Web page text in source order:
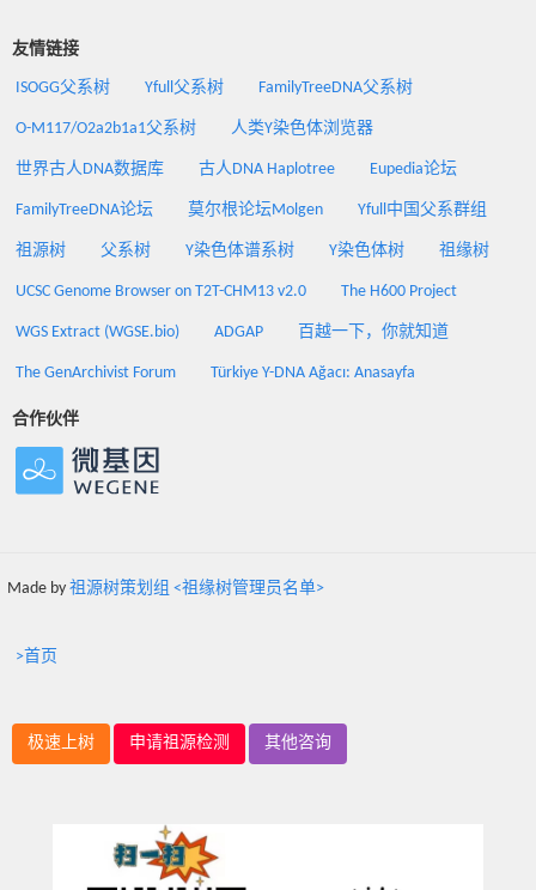
友情链接
ISOGG父系树 Yfull父系树 FamilyTreeDNA父系树
O-M117/O2a2b1a1父系树 人类Y染色体浏览器
世界古人DNA数据库 古人DNA Haplotree Eupedia论坛
FamilyTreeDNA论坛 莫尔根论坛Molgen Yfull中国父系群组
祖源树 父系树 Y染色体谱系树 Y染色体树 祖缘树
UCSC Genome Browser on T2T-CHM13 v2.0 The H600 Project
WGS Extract (WGSE.bio) ADGAP 百越一下，你就知道
The GenArchivist Forum Türkiye Y-DNA Ağacı: Anasayfa
合作伙伴
Made by 祖源树策划组 <祖缘树管理员名单>
>首页
极速上树 申请祖源检测 其他咨询